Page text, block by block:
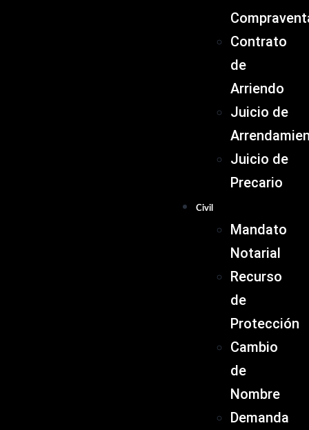
Contrato
de
Arriendo
Juicio de
Juicio de
Precario
Civil
Mandato
Notarial
Recurso
de
Protección
Cambio
de
Nombre
Demanda